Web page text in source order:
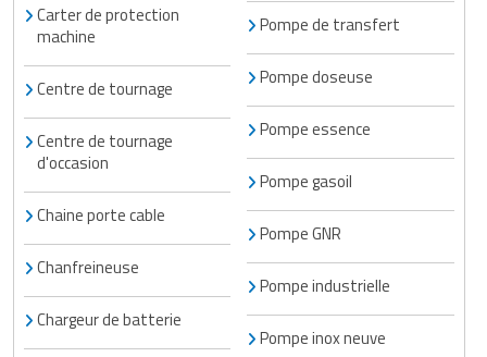
Carter de protection
machine
Centre de tournage
Centre de tournage
d'occasion
Chaine porte cable
Chanfreineuse
Chargeur de batterie
Pompe de transfert
Pompe doseuse
Pompe essence
Pompe gasoil
Pompe GNR
Pompe industrielle
Pompe inox neuve